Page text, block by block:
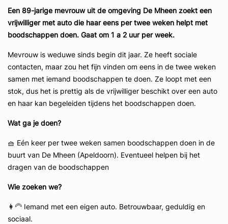
Een 89-jarige mevrouw uit de omgeving De Mheen zoekt een
vrijwilliger met auto die haar eens per twee weken helpt met
boodschappen doen. Gaat om 1 a 2 uur per week.
Mevrouw is weduwe sinds begin dit jaar. Ze heeft sociale
contacten, maar zou het fijn vinden om eens in de twee weken
samen met iemand boodschappen te doen. Ze loopt met een
stok, dus het is prettig als de vrijwilliger beschikt over een auto
en haar kan begeleiden tijdens het boodschappen doen.
Wat ga je doen?
🧺 Eén keer per twee weken samen boodschappen doen in de
buurt van De Mheen (Apeldoorn). Eventueel helpen bij het
dragen van de boodschappen
Wie zoeken we?
👩‍🦳 Iemand met een eigen auto. Betrouwbaar, geduldig en
sociaal.